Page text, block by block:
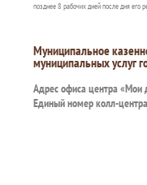
позднее 8 рабочих дней после дня его
Муниципальное
муниципальных услуг
Адрес офиса центра «Мои
Единый номер колл-